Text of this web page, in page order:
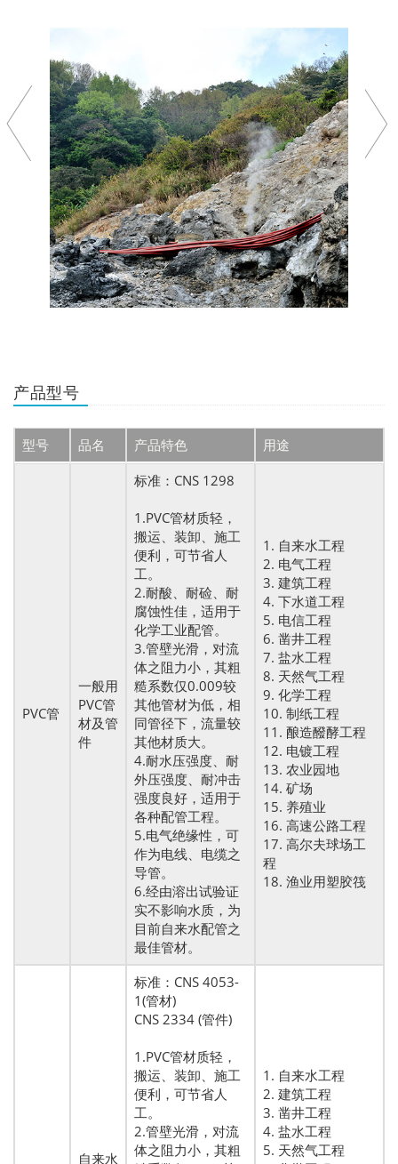
产品型号
型号 品名 产品特色 用途
PVC管
一般用
PVC管
材及管
件
标准：CNS 1298
1.PVC管材质轻，
搬运、装卸、施工
便利，可节省人
工。
2.耐酸、耐硷、耐
腐蚀性佳，适用于
化学工业配管。
3.管壁光滑，对流
体之阻力小，其粗
糙系数仅0.009较
其他管材为低，相
同管径下，流量较
其他材质大。
4.耐水压强度、耐
外压强度、耐冲击
强度良好，适用于
各种配管工程。
5.电气绝缘性，可
作为电线、电缆之
导管。
6.经由溶出试验证
实不影响水质，为
目前自来水配管之
最佳管材。
1. 自来水工程
2. 电气工程
3. 建筑工程
4. 下水道工程
5. 电信工程
6. 凿井工程
7. 盐水工程
8. 天然气工程
9. 化学工程
10. 制纸工程
11. 酿造醱酵工程
12. 电镀工程
13. 农业园地
14. 矿场
15. 养殖业
16. 高速公路工程
17. 高尔夫球场工
程
18. 渔业用塑胶筏
自来水
标准：CNS 4053-
1(管材)
CNS 2334 (管件)
1.PVC管材质轻，
搬运、装卸、施工
便利，可节省人
工。
2.管壁光滑，对流
体之阻力小，其粗
1. 自来水工程
2. 建筑工程
3. 凿井工程
4. 盐水工程
5. 天然气工程